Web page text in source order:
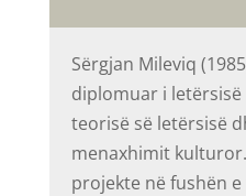
Sërgjan Mileviq
diplomuar i
teorisë së letërsisë
menaxhimit
projekte në fushën